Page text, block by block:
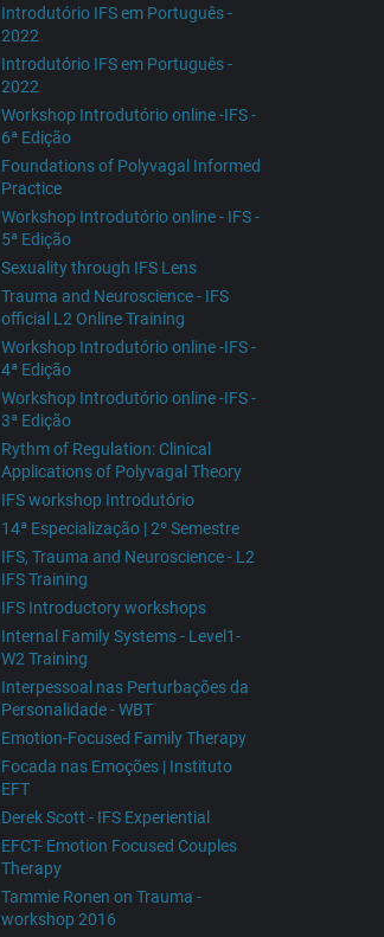
Introdutório IFS em Português -
2022
Introdutório IFS em Português -
2022
Workshop Introdutório online -IFS -
6ª Edição
Foundations of Polyvagal Informed
Practice
Workshop Introdutório online - IFS -
5ª Edição
Sexuality through IFS Lens
Trauma and Neuroscience - IFS
official L2 Online Training
Workshop Introdutório online -IFS -
4ª Edição
Workshop Introdutório online -IFS -
3ª Edição
Rythm of Regulation: Clinical
Applications of Polyvagal Theory
IFS workshop Introdutório
14ª Especialização | 2º Semestre
IFS, Trauma and Neuroscience - L2
IFS Training
IFS Introductory workshops
Internal Family Systems - Level1-
W2 Training
Interpessoal nas Perturbações da
Personalidade - WBT
Emotion-Focused Family Therapy
Focada nas Emoções | Instituto
EFT
Derek Scott - IFS Experiential
EFCT- Emotion Focused Couples
Therapy
Tammie Ronen on Trauma -
workshop 2016